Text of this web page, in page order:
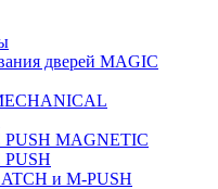
дверей MAGIC
PUSH MAGNETIC
PUSH
и M-PUSH